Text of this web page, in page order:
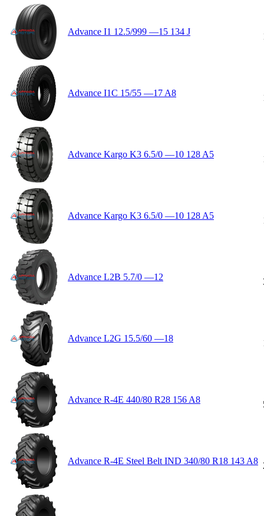
Advance I1 12.5/999 —15 134 J
Advance I1C 15/55 —17 A8
Advance Kargo K3 6.5/0 —10 128 A5
Advance Kargo K3 6.5/0 —10 128 A5
Advance L2B 5.7/0 —12
Advance L2G 15.5/60 —18
Advance R-4E 440/80 R28 156 A8
Advance R-4E Steel Belt IND 340/80 R18 143 A8